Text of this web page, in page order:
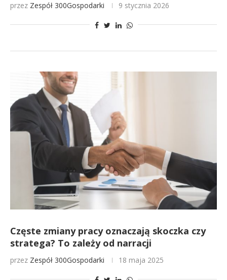
przez Zespół 300Gospodarki 9 stycznia 2026
Częste zmiany pracy oznaczają skoczka czy
stratega? To zależy od narracji
przez Zespół 300Gospodarki 18 maja 2025